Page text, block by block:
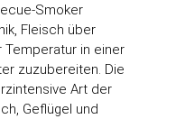
Smoker
Fleisch über
in einer
zuzubereiten. Die
Art der
Geflügel und